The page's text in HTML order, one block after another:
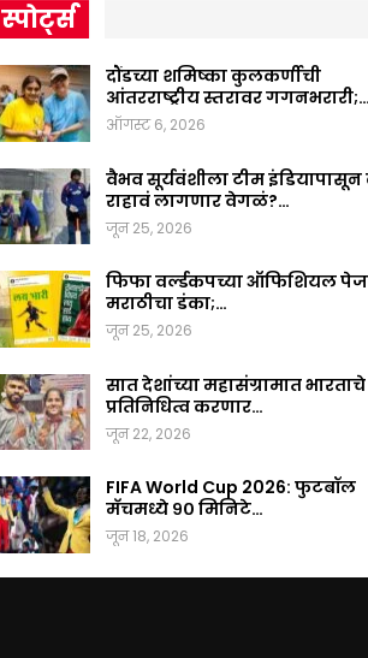
स्पोर्ट्स
दौंडच्या शमिष्का कुलकर्णीची
आंतरराष्ट्रीय स्तरावर गगनभरारी;…
ऑगस्ट 6, 2026
वैभव सूर्यवंशीला टीम इंडियापासून
राहावं लागणार वेगळं?…
जून 25, 2026
फिफा वर्ल्डकपच्या ऑफिशियल
मराठीचा डंका;…
जून 25, 2026
सात देशांच्या महासंग्रामात भारताचे
प्रतिनिधित्व करणार…
जून 22, 2026
FIFA World Cup 2026: फुटबॉल
मॅचमध्ये ९० मिनिटे…
जून 18, 2026